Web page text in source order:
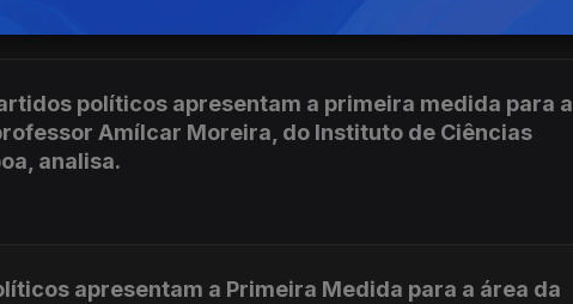
políticos apresentam a primeira medida para a
Amílcar Moreira, do Instituto de Ciências
analisa.
apresentam a Primeira Medida para a área da